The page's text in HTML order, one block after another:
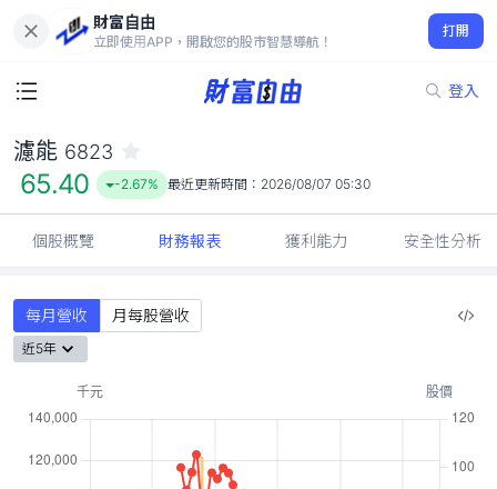
財富自由
立即使用APP，開啟您的股市智慧導航！
打開
登入
65.40
-2.67%
濾能 6823
65.40 -2.67% 最近更新時間： 2026/08/07 05:30
個股概覽 財務報表 獲利能力 安全性分析
每月營收 月每股營收
近5年